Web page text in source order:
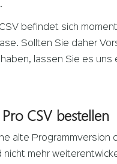
befindet sich
Sollten Sie daher
lassen Sie es uns
CSV bestellen
alte Programmversion
nicht mehr